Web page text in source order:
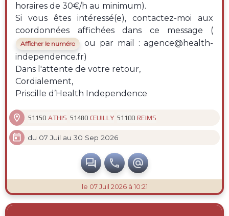
horaires de 30€/h au minimum).
Si vous êtes intéressé(e), contactez-moi aux
Afficher le numéro
ou par mail : agence@health-
independence.fr)
Dans l'attente de votre retour,
Cordialement,
Priscille d’Health Independence
 51150 ATHIS 51480 ŒUILLY 51100 REIMS
 du 07 Juil au 30 Sep 2026
  
le 07 Juil 2026 à 10:21